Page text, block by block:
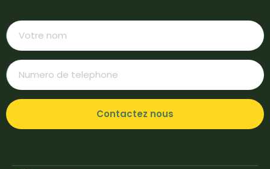
Contactez nous